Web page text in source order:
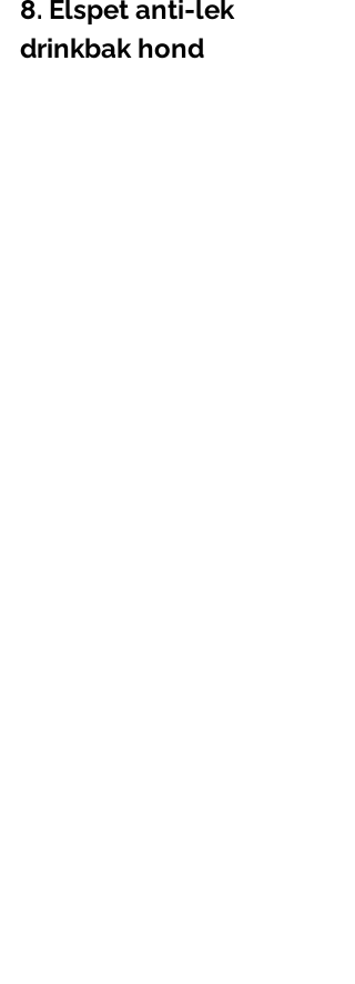
8. Elspet anti-lek
drinkbak hond